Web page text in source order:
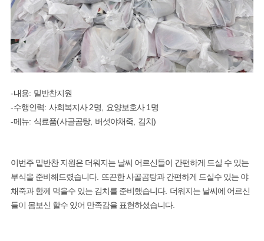
-내용: 밑반찬지원
-수행인력: 사회복지사 2명 요양보호사 1 명
-메뉴: 식료품(사골곰탕, 버섯야채죽 김치 )
이번주 밑반찬 지원은 더워지는 날씨 어르신들이 간편하게 드실 수 있는
부식을 준비해드렸습니다. 뜨끈한 사골곰탕과 간편하게 드실수 있는 야
채죽과 함께 먹을수 있는 김치를 준비했습니다. 더워지는 날씨에 어르신
들이 몸보신 할수 있어 만족감을 표현하셨습니다.